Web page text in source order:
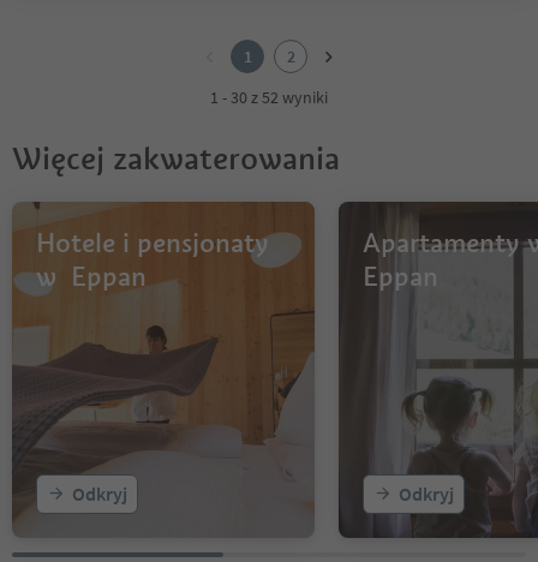
1
2
1 - 30 z 52 wyniki
Więcej zakwaterowania
Hotele i pensjonaty
w Eppan
Odkryj
Apartamenty
Eppan
Odkryj